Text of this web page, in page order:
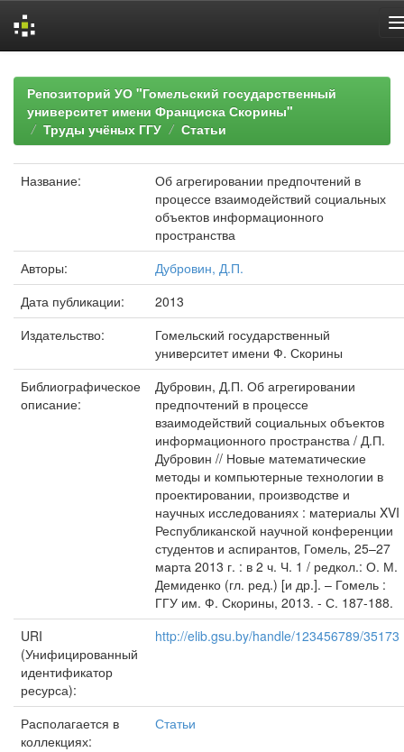
navigationРепозиторий УО "Гомельский государственный
университет имени Франциска Скорины"
Труды учёных ГГУ
Статьи
Название:
Об агрегировании предпочтений в
процессе взаимодействий социальных
объектов информационного
пространства
Авторы:
Дубровин, Д.П.
Дата публикации:
2013
Издательство:
Гомельский государственный
университет имени Ф. Скорины
Библиографическое
описание:
Дубровин, Д.П. Об агрегировании
предпочтений в процессе
взаимодействий социальных объектов
информационного пространства / Д.П.
Дубровин // Новые математические
методы и компьютерные технологии в
проектировании, производстве и
научных исследованиях : материалы XVI
Республиканской научной конференции
студентов и аспирантов, Гомель, 25–27
марта 2013 г. : в 2 ч. Ч. 1 / редкол.: О. М.
Демиденко (гл. ред.) [и др.]. – Гомель :
ГГУ им. Ф. Скорины, 2013. - С. 187-188.
URI
(Унифицированный
идентификатор
ресурса):
http://elib.gsu.by/handle/123456789/35173
Располагается в
коллекциях:
Статьи